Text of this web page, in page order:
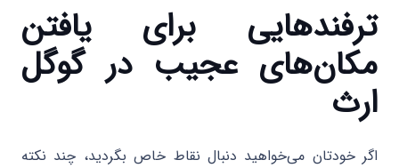
ترفندهایی برای یافتن
مکان‌های عجیب در گوگل
ارث
اگر خودتان می‌خواهید دنبال نقاط خاص بگردید، چند نکته